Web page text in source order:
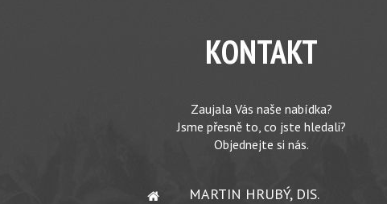
KONTAKT
Zaujala Vás naše nabídka?
Jsme přesně to, co jste hledali?
Objednejte si nás.
MARTIN HRUBÝ, DIS.